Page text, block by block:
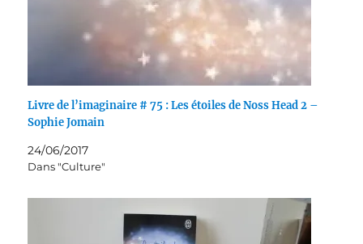
Livre de l’imaginaire # 75 : Les étoiles de Noss Head 2 –
Sophie Jomain
24/06/2017
Dans "Culture"